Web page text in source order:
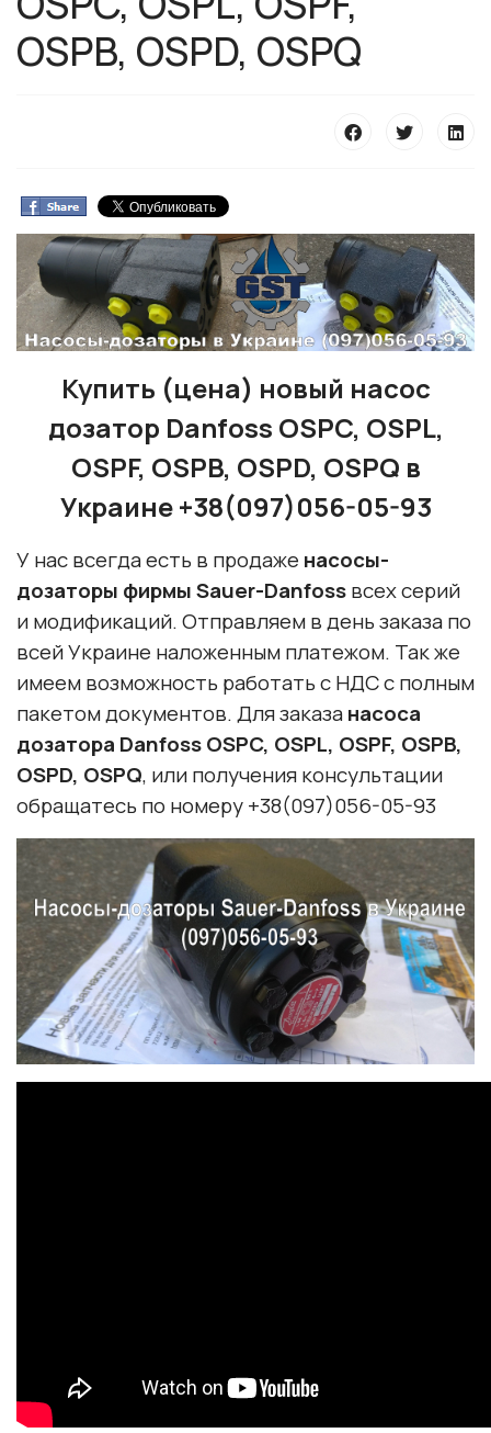
OSPB, OSPD, OSPQ
Купить (цена) новый насос
дозатор Danfoss OSPC, OSPL,
OSPF, OSPB, OSPD, OSPQ в
Украине +38(097)056-05-93
У нас всегда есть в продаже насосы-
дозаторы фирмы Sauer-Danfossвсех серий
и модификаций. Отправляем в день заказа по
всей Украине наложенным платежом. Так же
имеем возможность работать с НДС с полным
пакетом документов. Для заказанасоса
дозатора Danfoss OSPC, OSPL, OSPF, OSPB,
OSPD, OSPQ, или получения консультации
обращатесь по номеру +38(097)056-05-93